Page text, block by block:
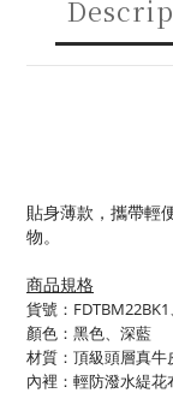
貼身薄款，攜帶輕
物。
商品規格
貨號：FDTBM22BK1、
顏色：黑色、深藍
材質：頂級頭層真牛
內裡：輕防潑水緹花